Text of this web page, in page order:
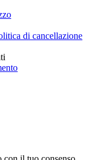
di cancellazione